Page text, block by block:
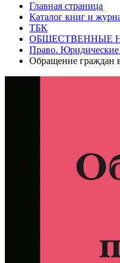
Главная страница
Каталог книг и
ТБК
ОБЩЕСТВЕННЫЕ
Право. Юридические
Обращение граждан